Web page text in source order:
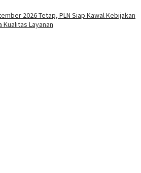
2026 Tetap, PLN Siap Kawal Kebijakan
Layanan